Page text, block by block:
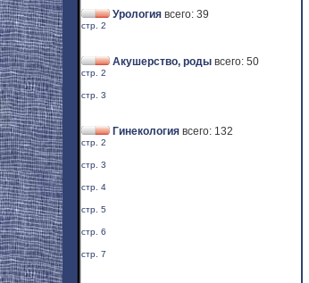
Урология всего: 39
стр. 2
Акушерство, роды всего: 50
стр. 2
стр. 3
Гинекология всего: 132
стр. 2
стр. 3
стр. 4
стр. 5
стр. 6
стр. 7